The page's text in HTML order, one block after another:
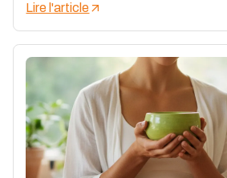
Lire l'article